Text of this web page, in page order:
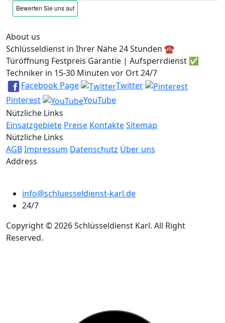
About us
Schlüsseldienst in Ihrer Nähe 24 Stunden ☎️
Türöffnung Festpreis Garantie | Aufsperrdienst ✅
Techniker in 15-30 Minuten vor Ort 24/7
Facebook Page
Twitter
Pinterest
YouTube
Nützliche Links
Einsatzgebiete Preise KontakteSitemap
Nützliche Links
AGBImpressum Datenschutz Über uns
Address
info@schluesseldienst-karl.de
24/7
Copyright © 2026 Schlüsseldienst Karl. All Right
Reserved.